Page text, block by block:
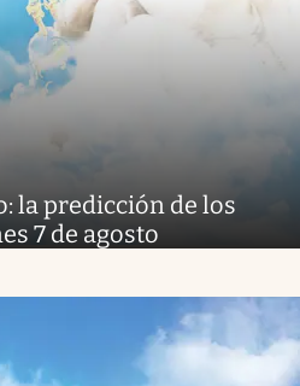
la predicción de los
7 de agosto